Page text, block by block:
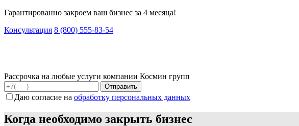
Гарантированно закроем ваш бизнес за 4 месяца!
Консультация 8 (800) 555-83-54
Рассрочка на любые услуги компании Космин групп
Даю согласие на обработку персональных данных
Когда необходимо закрыть бизнес